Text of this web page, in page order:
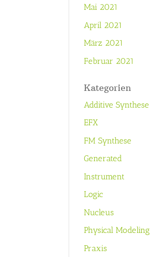
Mai 2021
April 2021
März 2021
Februar 2021
Kategorien
Additive Synthese
EFX
FM Synthese
Generated
Instrument
Logic
Nucleus
Physical Modeling
Praxis